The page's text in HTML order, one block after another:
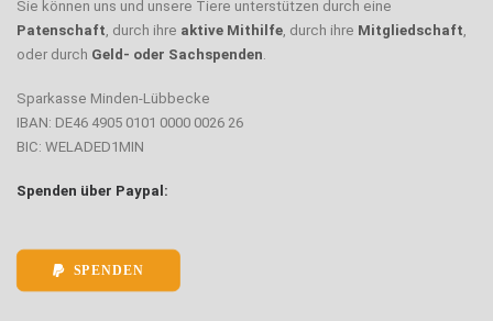
Sie können uns und unsere Tiere unterstützen durch eine
Patenschaft, durch ihre aktive Mithilfe, durch ihre Mitgliedschaft,
oder durch Geld- oder Sachspenden.
Sparkasse Minden-Lübbecke
IBAN: DE46 4905 0101 0000 0026 26
BIC: WELADED1MIN
Spenden über Paypal:
SPENDEN